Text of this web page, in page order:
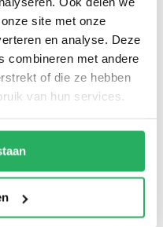
site met onze
en analyse. Deze
combineren met andere
of die ze hebben
van hun services.
Rechthoek - RAP-B-347U
€ 12,95Incl. btw